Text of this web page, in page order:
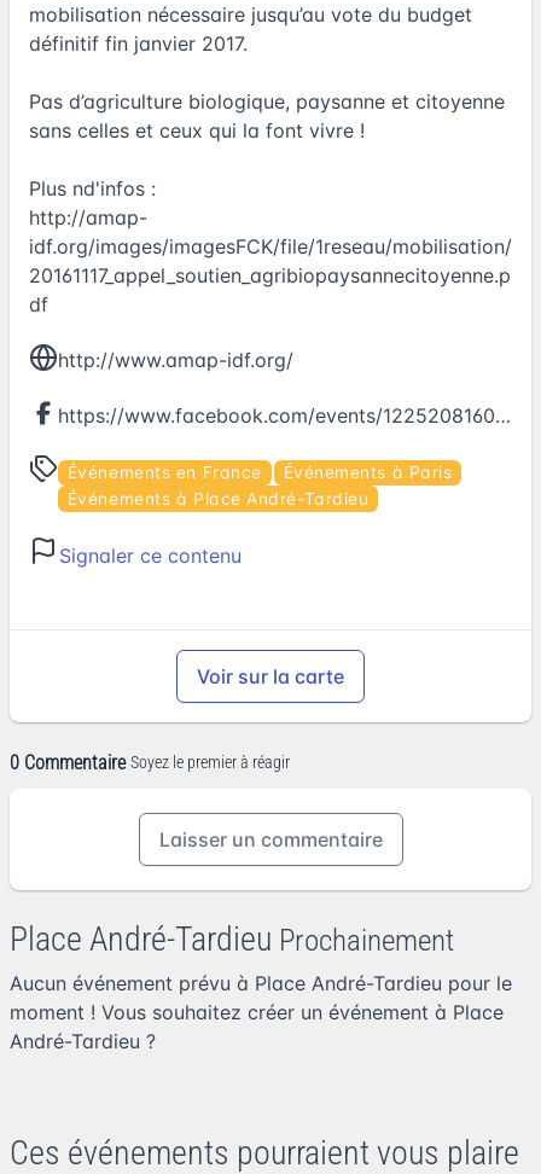
mobilisation nécessaire jusqu’au vote du budget
définitif fin janvier 2017.
Pas d’agriculture biologique, paysanne et citoyenne
sans celles et ceux qui la font vivre !
Plus nd'infos :
http://amap-
idf.org/images/imagesFCK/file/1reseau/mobilisation/
20161117_appel_soutien_agribiopaysannecitoyenne.p
df
http://www.amap-idf.org/
https://www.facebook.com/events/1225208160880568
Événements en France
Événements à Paris
Événements à Place André-Tardieu
Signaler ce contenu
Voir sur la carte
0 Commentaire Soyez le premier à réagir
Laisser un commentaire
Place André-Tardieu Prochainement
Aucun événement prévu à Place André-Tardieu pour le
moment ! Vous souhaitez créer un événement à Place
André-Tardieu ?
Ces événements pourraient vous plaire